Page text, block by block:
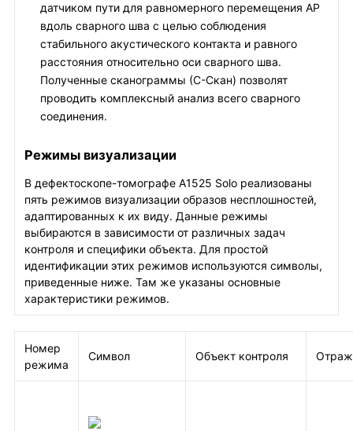
датчиком пути для равномерного перемещения АР
вдоль сварного шва с целью соблюдения
стабильного акустического контакта и равного
расстояния относительно оси сварного шва.
Полученные сканограммы (С-Скан) позволят
проводить комплексный анализ всего сварного
соединения.
Режимы визуализации
В дефектоскопе-томографе A1525 Solo реализованы
пять режимов визуализации образов несплошностей,
адаптированных к их виду. Данные режимы
выбираются в зависимости от различных задач
контроля и специфики объекта. Для простой
идентификации этих режимов используются символы,
приведенные ниже. Там же указаны основные
характеристики режимов.
Номер
режима
Символ Объект контроля